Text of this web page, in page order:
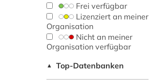
Frei verfügbar
Lizenziert an meiner
Organisation
Nicht an meiner
Organisation verfügbar
▲ Top-Datenbanken